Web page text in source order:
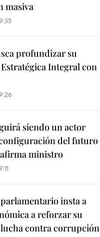
masiva
profundizar su
Integral con
siendo un actor
del futuro
afirma ministro
insta a
a reforzar su
contra corrupción